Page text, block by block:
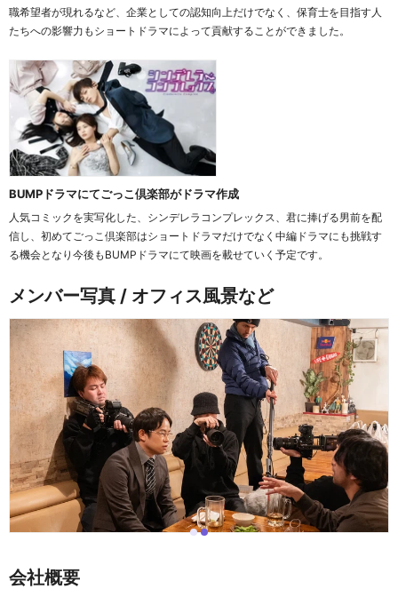
職希望者が現れるなど、企業としての認知向上だけでなく、保育士を目指す人
たち​​への影響力もショートドラマによって貢献することができました。
BUMPドラマにてごっこ倶楽部がドラマ作成
人気コミックを実写化した、シンデレラコンプレックス、君に捧げる男前を配
信し、初めてごっこ倶楽部はショートドラマだけでなく中編ドラマにも挑戦す
る機会となり今後もBUMPドラマにて映画を載せていく予定です。
メンバー写真 / オフィス風景など
i i
e
m
会社概要